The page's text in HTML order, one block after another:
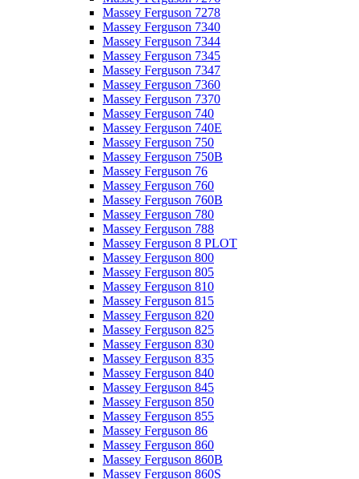
Massey Ferguson 7278
Massey Ferguson 7340
Massey Ferguson 7344
Massey Ferguson 7345
Massey Ferguson 7347
Massey Ferguson 7360
Massey Ferguson 7370
Massey Ferguson 740
Massey Ferguson 740E
Massey Ferguson 750
Massey Ferguson 750B
Massey Ferguson 76
Massey Ferguson 760
Massey Ferguson 760B
Massey Ferguson 780
Massey Ferguson 788
Massey Ferguson 8 PLOT
Massey Ferguson 800
Massey Ferguson 805
Massey Ferguson 810
Massey Ferguson 815
Massey Ferguson 820
Massey Ferguson 825
Massey Ferguson 830
Massey Ferguson 835
Massey Ferguson 840
Massey Ferguson 845
Massey Ferguson 850
Massey Ferguson 855
Massey Ferguson 86
Massey Ferguson 860
Massey Ferguson 860B
Massey Ferguson 860S